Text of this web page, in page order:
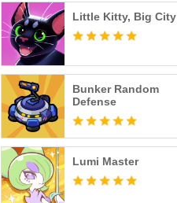
Little Kitty, Big City
Bunker Random
Defense
Lumi Master